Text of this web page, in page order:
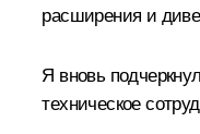
расширения и
Я вновь
техническое